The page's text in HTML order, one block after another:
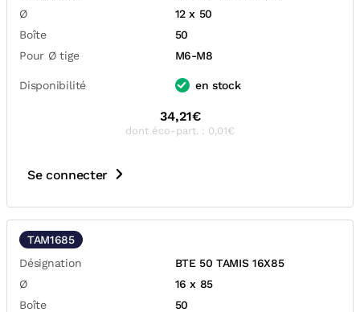
Ø
12 x 50
Boîte
50
Pour Ø tige
M6-M8
Disponibilité en stock
34,21€
dont éco-part. : 0,01€
Se connecter
TAM1685
Désignation
BTE 50 TAMIS 16X85
Ø
16 x 85
Boîte
50